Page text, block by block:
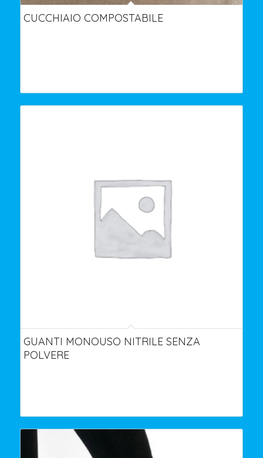
CUCCHIAIO COMPOSTABILE
GUANTI MONOUSO NITRILE SENZA
POLVERE